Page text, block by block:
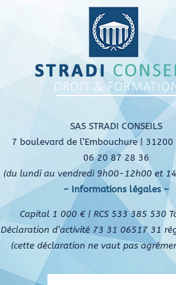
SAS STRADI CONSEILS
7 boulevard de l’Embouchure | 31200
06 20 87 28 36
(du lundi au vendredi 9h00-12h00 et
– Informations légales –
Capital 1 000 € | RCS 533 385 530
Déclaration d’activité 73 31 06517 31
(cette déclaration ne vaut pas